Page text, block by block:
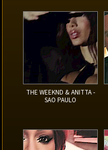
THE WEEKND & ANITTA -
SAO PAULO